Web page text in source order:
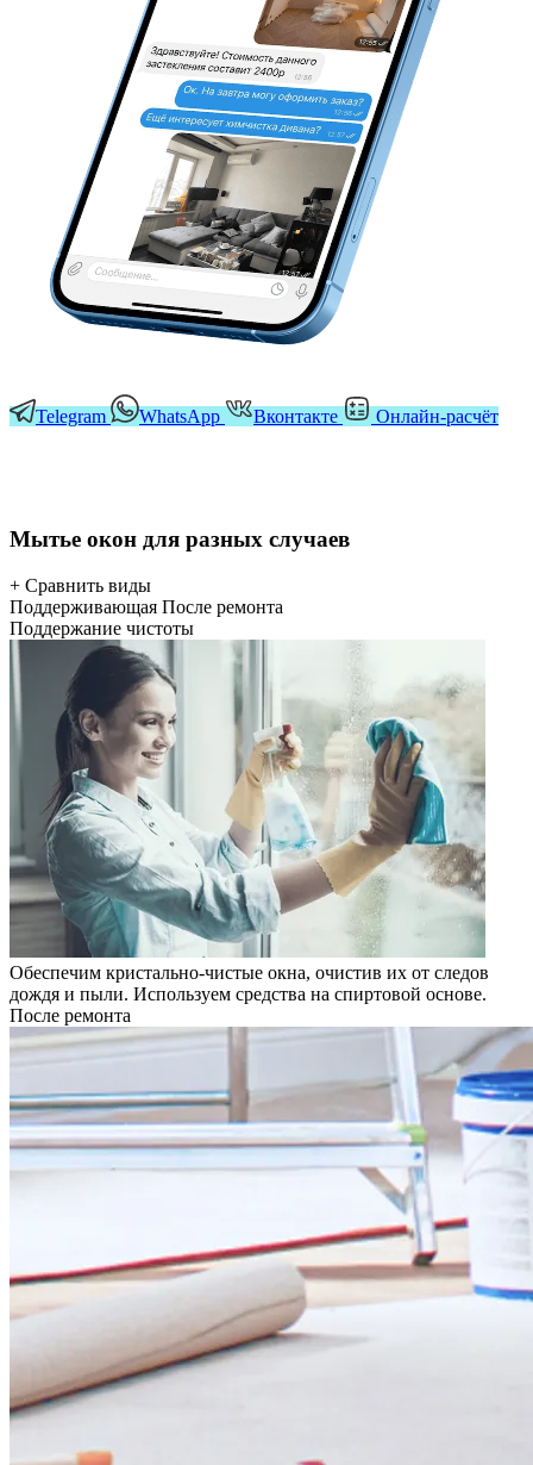
Telegram WhatsApp Вконтакте Онлайн-расчёт
Мытье окон для разных случаев
+ Сравнить виды
Поддерживающая После ремонта
Поддержание чистоты
Обеспечим кристально-чистые окна, очистив их от следов
дождя и пыли. Используем средства на спиртовой основе.
После ремонта